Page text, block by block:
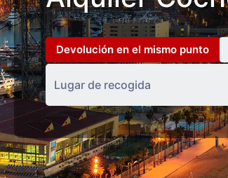
Devolución en el mismo punto